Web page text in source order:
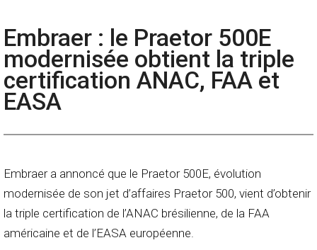
Embraer : le Praetor 500E
modernisée obtient la triple
certification ANAC, FAA et
EASA
Embraer a annoncé que le Praetor 500E, évolution
modernisée de son jet d’affaires Praetor 500, vient d’obtenir
la triple certification de l’ANAC brésilienne, de la FAA
américaine et de l’EASA européenne.